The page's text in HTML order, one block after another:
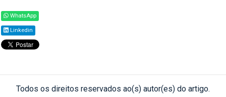
WhatsApp
Linkedin
Todos os direitos reservados ao(s) autor(es) do artigo.